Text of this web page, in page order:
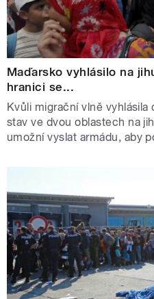
Maďarsko vyhlásilo na
hranici se...
Kvůli migrační vlně vyhlásila
stav ve dvou oblastech na
umožní vyslat armádu, aby